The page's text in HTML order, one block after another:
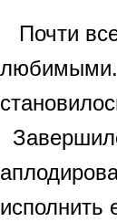
Почти
любимыми.
исполнить